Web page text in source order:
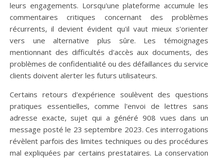
leurs engagements. Lorsqu'une plateforme accumule les
commentaires critiques concernant des problèmes
récurrents, il devient évident qu'il vaut mieux s'orienter
vers une alternative plus sûre. Les témoignages
mentionnant des difficultés d'accès aux documents, des
problèmes de confidentialité ou des défaillances du service
clients doivent alerter les futurs utilisateurs.
Certains retours d'expérience soulèvent des questions
pratiques essentielles, comme l'envoi de lettres sans
adresse exacte, sujet qui a généré 908 vues dans un
message posté le 23 septembre 2023. Ces interrogations
révèlent parfois des limites techniques ou des procédures
mal expliquées par certains prestataires. La conservation